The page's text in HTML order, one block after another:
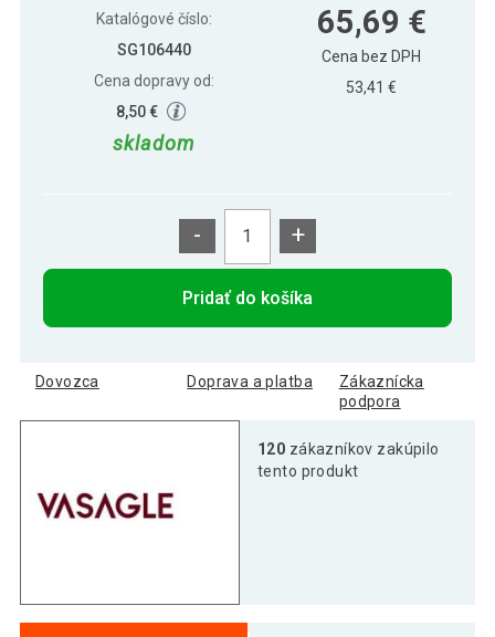
Katalógové číslo:
SG106440
Cena dopravy od:
8,50 €
skladom
65,69 €
Cena bez DPH
53,41 €
- +
Pridať do košíka
Dovozca Doprava a platba
Zákaznícka
podpora
120 zákazníkov zakúpilo
tento produkt